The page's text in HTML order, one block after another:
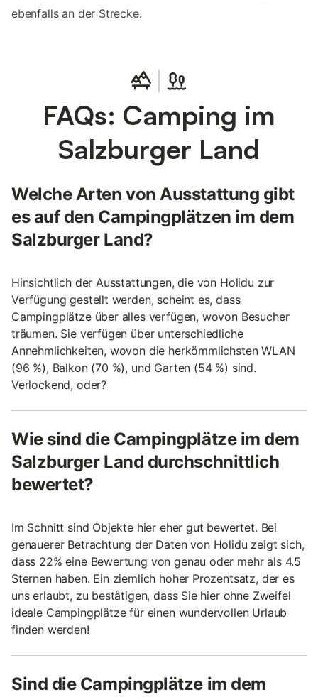
ebenfalls an der Strecke.
FAQs: Camping im
Salzburger Land
Welche Arten von Ausstattung gibt
es auf den Campingplätzen im dem
Salzburger Land?
Hinsichtlich der Ausstattungen, die von Holidu zur
Verfügung gestellt werden, scheint es, dass
Campingplätze über alles verfügen, wovon Besucher
träumen. Sie verfügen über unterschiedliche
Annehmlichkeiten, wovon die herkömmlichsten WLAN
(96 %), Balkon (70 %), und Garten (54 %) sind.
Verlockend, oder?
Wie sind die Campingplätze im dem
Salzburger Land durchschnittlich
bewertet?
Im Schnitt sind Objekte hier eher gut bewertet. Bei
genauerer Betrachtung der Daten von Holidu zeigt sich,
dass 22% eine Bewertung von genau oder mehr als 4.5
Sternen haben. Ein ziemlich hoher Prozentsatz, der es
uns erlaubt, zu bestätigen, dass Sie hier ohne Zweifel
ideale Campingplätze für einen wundervollen Urlaub
finden werden!
Sind die Campingplätze im dem